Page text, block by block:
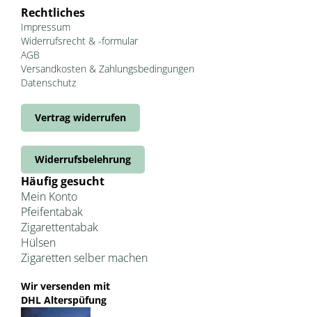
Rechtliches
Impressum
Widerrufsrecht & -formular
AGB
Versandkosten & Zahlungsbedingungen
Datenschutz
Vertrag widerrufen
Widerrufsbelehrung
Häufig gesucht
Mein Konto
Pfeifentabak
Zigarettentabak
Hülsen
Zigaretten selber machen
Wir versenden mit
DHL Alterspüfung